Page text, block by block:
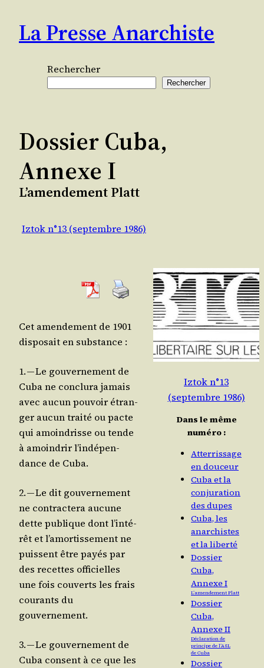
contenu
La Presse Anarchiste
Rechercher
Rechercher
Dossier Cuba,
Annexe I
L’amendement Platt
Iztok n°13 (septembre 1986)
Cet amen­de­ment de 1901
dis­po­sait en substance :
1. — Le gou­ver­ne­ment de
Cuba ne conclu­ra jamais
avec aucun pou­voir étran­
ger aucun trai­té ou pacte
qui amoin­drisse ou tende
à amoin­drir l’in­dé­pen­
dance de Cuba.
2. — Le dit gou­ver­ne­ment
ne contrac­te­ra aucune
dette publique dont l’in­té­
rêt et l’a­mor­tis­se­ment ne
puissent être payés par
des recettes offi­cielles
une fois cou­verts les frais
cou­rants du
gouvernement.
3. — Le gou­ver­ne­ment de
Cuba consent à ce que les
Iztok n°13
(septembre 1986)
Dans le même
numéro :
Atterrissage
en douceur
Cuba et la
conjuration
des dupes
Cuba, les
anarchistes
et la liberté
Dossier
Cuba,
Annexe I
L’amendement Platt
Dossier
Cuba,
Annexe II
Déclaration de
principe de l’ASL
de Cuba
Dossier